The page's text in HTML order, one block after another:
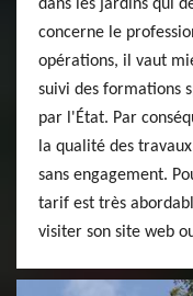
dans les jardins qui
concerne le
opérations, il vaut
suivi des formations
par l'État. Par
la qualité des
sans engagement.
tarif est très
visiter son site web